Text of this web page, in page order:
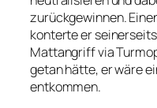
zurückgewinnen.
konterte er
Mattangriff via
getan hätte, er wäre
entkommen.